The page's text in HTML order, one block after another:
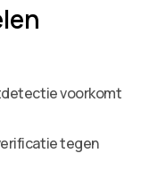
voorkomt
tegen